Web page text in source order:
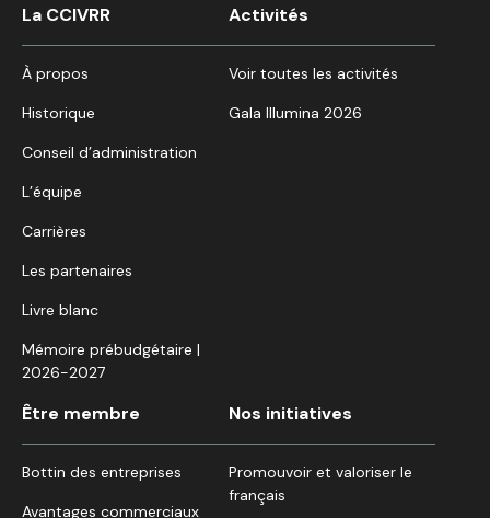
La CCIVRR
À propos
Historique
Conseil d’administration
L’équipe
Carrières
Les partenaires
Livre blanc
Mémoire prébudgétaire |
2026-2027
Activités
Voir toutes les activités
Gala Illumina 2026
Être membre
Bottin des entreprises
Avantages commerciaux
Nos initiatives
Promouvoir et valoriser le
français